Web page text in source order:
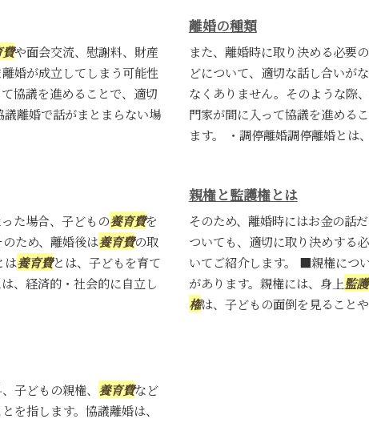
や面会交流、慰謝料、財産
婚が成立してしまう可能性
協議を進めることで、適切
離婚で話がまとまらない場
離婚の種類
また、離婚時に取り決める必要
どについて、適切な話し合いが
なくありません。そのような際
門家が間に入って協議を進める
ます。 ・調停離婚調停離婚とは
た場合、子どもの養育費を
ため、離婚後は養育費の取
は養育費とは、子どもを育て
、経済的・社会的に自立し
親権と監護権とは
そのため、離婚時にはお金の話
ついても、適切に取り決めする
いてご紹介します。 ■親権につ
があります。親権には、身上監
権は、子どもの面倒を見ること
子どもの親権、 養育費など
を指します。協議離婚は、